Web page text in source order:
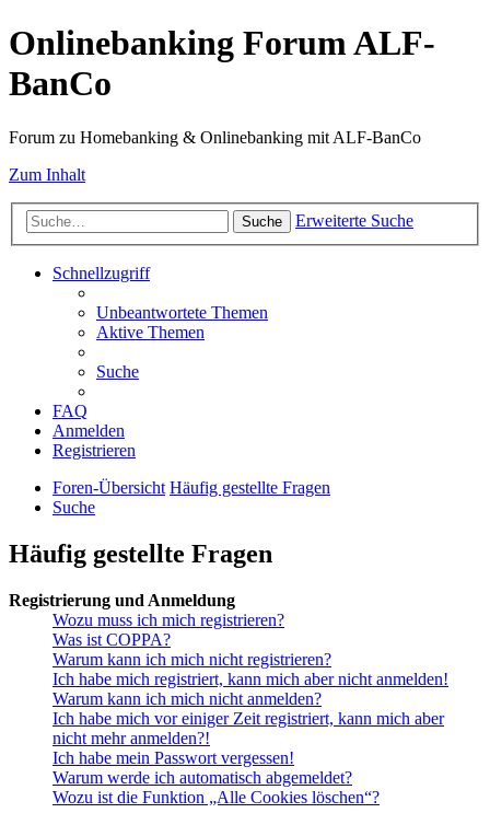
Onlinebanking Forum ALF-
BanCo
Forum zu Homebanking & Onlinebanking mit ALF-BanCo
Zum Inhalt
Suche Erweiterte Suche
Schnellzugriff
Unbeantwortete Themen
Aktive Themen
Suche
FAQ
Anmelden
Registrieren
Foren-Übersicht Häufig gestellte Fragen
Suche
Häufig gestellte Fragen
Registrierung und Anmeldung
Wozu muss ich mich registrieren?
Was ist COPPA?
Warum kann ich mich nicht registrieren?
Ich habe mich registriert, kann mich aber nicht anmelden!
Warum kann ich mich nicht anmelden?
Ich habe mich vor einiger Zeit registriert, kann mich aber
nicht mehr anmelden?!
Ich habe mein Passwort vergessen!
Warum werde ich automatisch abgemeldet?
Wozu ist die Funktion „Alle Cookies löschen“?